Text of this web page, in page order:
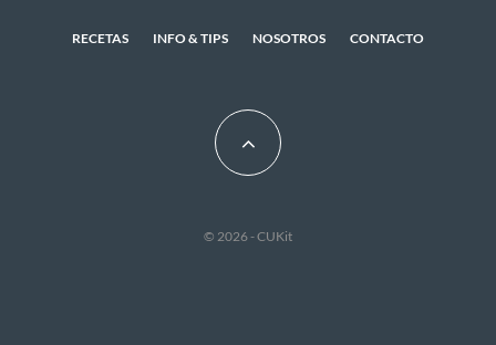
RECETAS INFO & TIPS NOSOTROS CONTACTO
© 2026 - CUKit